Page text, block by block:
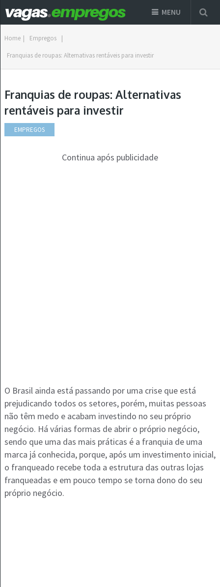
MENU
Home | Empregos |
Franquias de roupas: Alternativas rentáveis para investir
Franquias de roupas: Alternativas
rentáveis para investir
EMPREGOS
Continua após publicidade
O Brasil ainda está passando por uma crise que está
prejudicando todos os setores, porém, muitas pessoas
não têm medo e acabam investindo no seu próprio
negócio. Há várias formas de abrir o próprio negócio,
sendo que uma das mais práticas é a franquia de uma
marca já conhecida, porque, após um investimento inicial,
o franqueado recebe toda a estrutura das outras lojas
franqueadas e em pouco tempo se torna dono do seu
próprio negócio.